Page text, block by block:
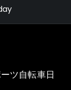
ツ自転車日